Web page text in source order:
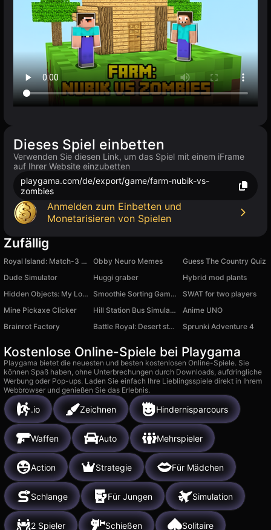
Dieses Spiel einbetten
Verwenden Sie diesen Link, um das Spiel mit einem iFrame
auf Ihrer Website einzubetten
playgama.com/de/export/game/farm-nubik-vs-
zombies
Anmelden zum Einbetten und
Monetarisieren von Spielen
Zufällig
Royal Island: Match-3 Treasures Obby Neuro Memes
Guess The Country Quiz
Dude Simulator
Huggi graber
Hybrid mod plants
Hidden Objects: My Lovely Pets
Smoothie Sorting Game – Color Puzzle Challenge
SWAT for two players
Mine Pickaxe Clicker
Hill Station Bus Simulator
Anime UNO
Brainrot Factory
Battle Royal: Desert storm Sprunki Adventure 4
Kostenlose Online-Spiele bei Playgama
Playgama bietet die neuesten und besten kostenlosen Online-Spiele. Sie
können Spaß haben, ohne Unterbrechungen durch Downloads, aufdringliche
Werbung oder Pop-ups. Laden Sie einfach Ihre Lieblingsspiele direkt in Ihrem
Webbrowser und genießen Sie das Erlebnis.
.io Zeichnen Hindernisparcours
Waffen Auto Mehrspieler
Action Strategie Für Mädchen
Schlange Für Jungen Simulation
2 Spieler Schießen Solitaire